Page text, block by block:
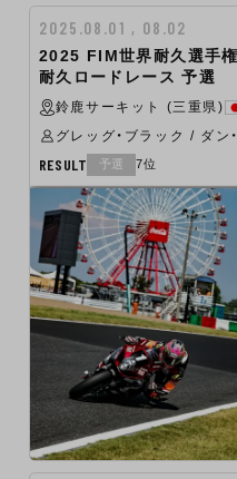
2025.08.01 , 08.02
2025 FIM世界耐久選手
耐久ロードレース 予選
鈴鹿サーキット (三重県)
グレッグ・ブラック / ダン
RESULT 予選 7位